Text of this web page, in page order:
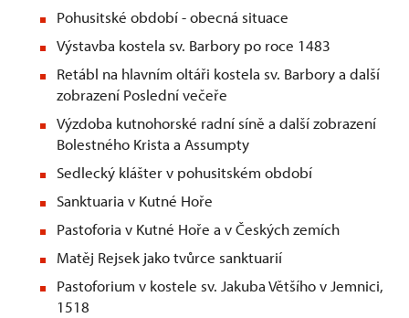
Pohusitské období - obecná situace
Výstavba kostela sv. Barbory po roce 1483
Retábl na hlavním oltáři kostela sv. Barbory a další
zobrazení Poslední večeře
Výzdoba kutnohorské radní síně a další zobrazení
Bolestného Krista a Assumpty
Sedlecký klášter v pohusitském období
Sanktuaria v Kutné Hoře
Pastoforia v Kutné Hoře a v Českých zemích
Matěj Rejsek jako tvůrce sanktuarií
Pastoforium v kostele sv. Jakuba Většího v Jemnici,
1518